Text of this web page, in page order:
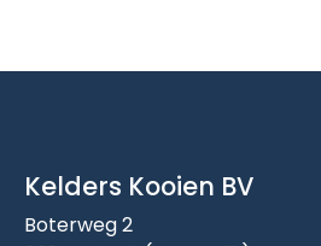
Kelders Kooien BV
Boterweg 2